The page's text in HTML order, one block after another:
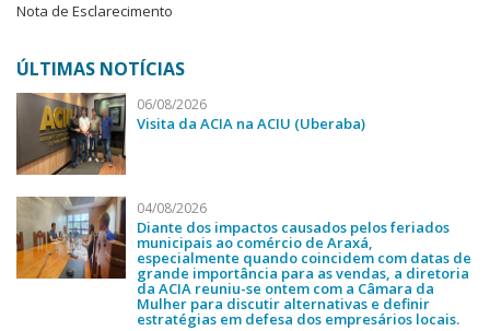
Nota de Esclarecimento
ÚLTIMAS NOTÍCIAS
06/08/2026
Visita da ACIA na ACIU (Uberaba)
04/08/2026
Diante dos impactos causados pelos feriados
municipais ao comércio de Araxá,
especialmente quando coincidem com datas de
grande importância para as vendas, a diretoria
da ACIA reuniu-se ontem com a Câmara da
Mulher para discutir alternativas e definir
estratégias em defesa dos empresários locais.